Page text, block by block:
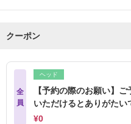
クーポン
全
員
ヘッド
【予約の際のお願い】
いただけるとありがたい
¥0